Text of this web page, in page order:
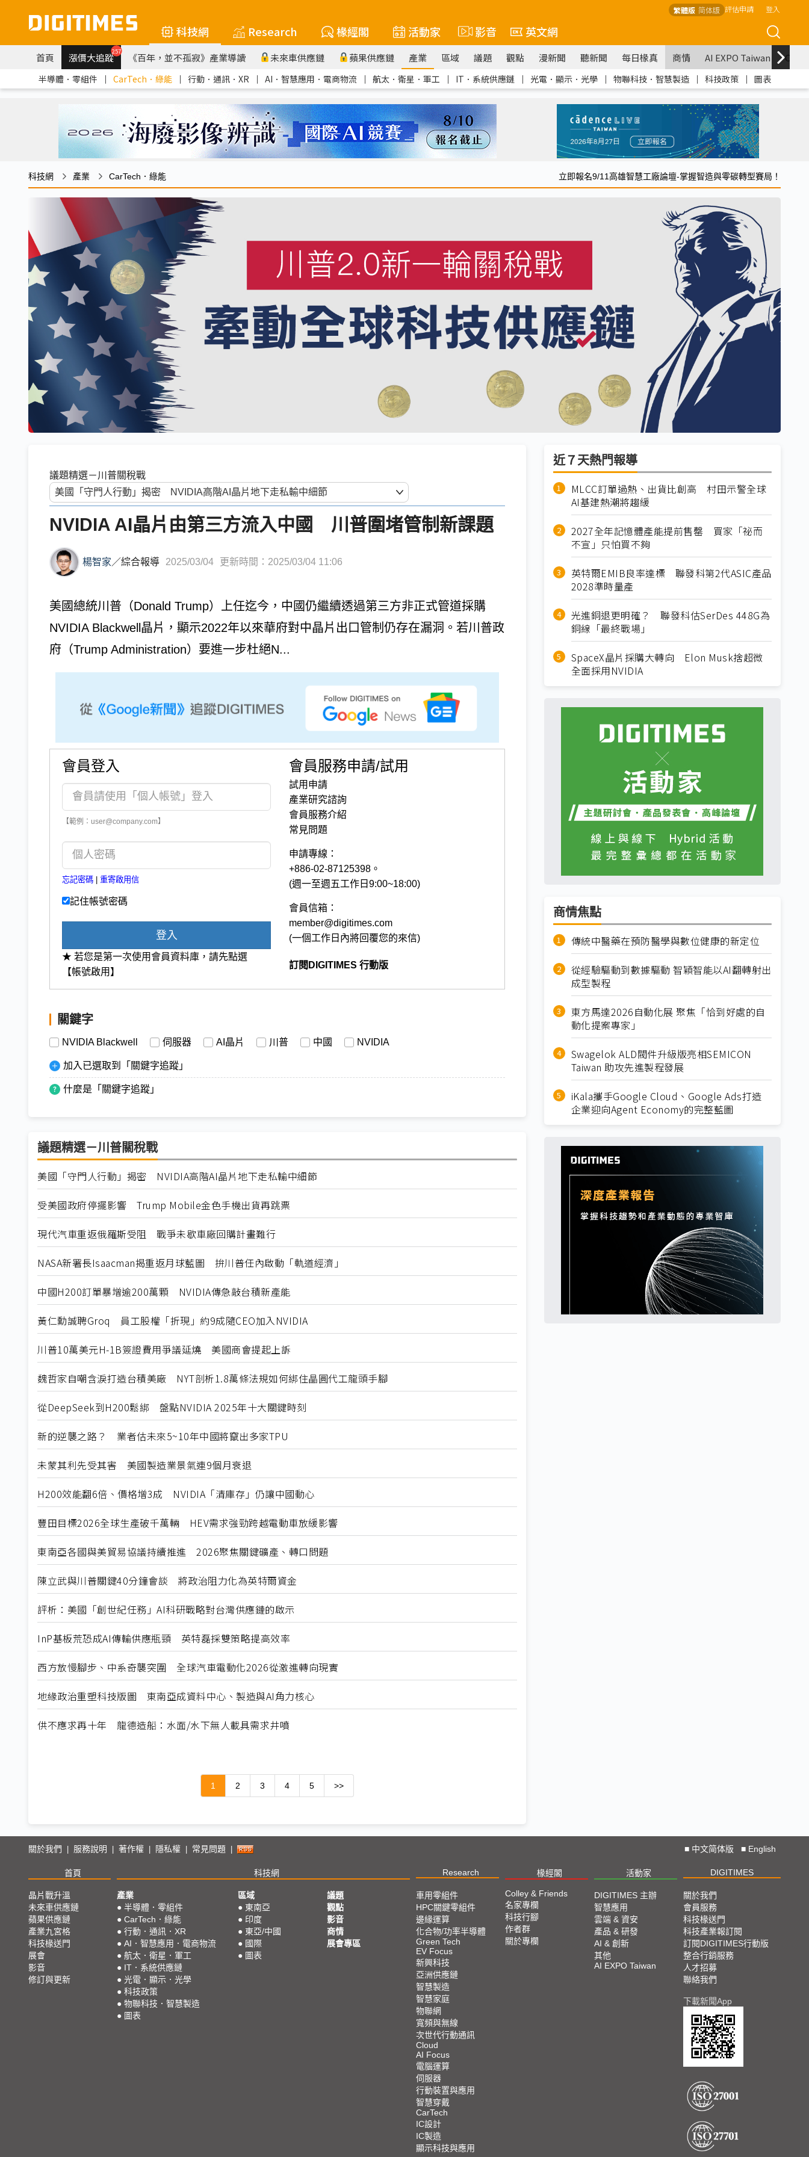
繁體版 简体版 評估申請 登入
科技網 Research 椽經閣 活動家 影音 英文網
首頁 漲價大追蹤257 《百年，並不孤寂》產業導讀 未來車供應鏈 蘋果供應鏈 產業 區域 議題 觀點 漫新聞 聽新聞 每日椽真 商情 AI EXPO Taiwan
半導體．零組件 ｜ CarTech．綠能 ｜ 行動．通訊．XR ｜ AI．智慧應用．電商物流 ｜ 航太．衛星．軍工 ｜ IT．系統供應鏈 ｜ 光電．顯示．光學 ｜ 物聯科技．智慧製造 ｜ 科技政策 ｜ 圖表
科技網 產業 CarTech．綠能 立即報名9/11高雄智慧工廠論壇-掌握智造與零碳轉型賽局！
議題精選－川普關稅戰
NVIDIA AI晶片由第三方流入中國 川普圍堵管制新課題
楊智家 ／綜合報導 2025/03/04 更新時間：2025/03/04 11:06
美國總統川普（Donald Trump）上任迄今，中國仍繼續透過第三方非正式管道採購
NVIDIA Blackwell晶片，顯示2022年以來華府對中晶片出口管制仍存在漏洞。若川普政
府（Trump Administration）要進一步杜絕N...
會員登入
【範例：user@company.com】
忘記密碼 | 重寄啟用信
記住帳號密碼
登入
★ 若您是第一次使用會員資料庫，請先點選
【帳號啟用】
會員服務申請/試用
試用申請
產業研究諮詢
會員服務介紹
常見問題
申請專線：
+886-02-87125398。
(週一至週五工作日9:00~18:00)
會員信箱：
member@digitimes.com
(一個工作日內將回覆您的來信)
訂閱DIGITIMES 行動版
關鍵字
NVIDIA Blackwell 伺服器 AI晶片 川普 中國 NVIDIA
加入已選取到「關鍵字追蹤」
什麼是「關鍵字追蹤」
議題精選－川普關稅戰
美國「守門人行動」揭密 NVIDIA高階AI晶片地下走私輸中細節
受美國政府停擺影響 Trump Mobile金色手機出貨再跳票
現代汽車重返俄羅斯受阻 戰爭未歇車廠回購計畫難行
NASA新署長Isaacman揭重返月球藍圖 拚川普任內啟動「軌道經濟」
中國H200訂單暴增逾200萬顆 NVIDIA傳急敲台積新產能
黃仁勳誠聘Groq 員工股權「折現」約9成隨CEO加入NVIDIA
川普10萬美元H-1B簽證費用爭議延燒 美國商會提起上訴
魏哲家自嘲含淚打造台積美廠 NYT剖析1.8萬條法規如何綁住晶圓代工龍頭手腳
從DeepSeek到H200鬆綁 盤點NVIDIA 2025年十大關鍵時刻
新的逆襲之路？ 業者估未來5~10年中國將竄出多家TPU
未蒙其利先受其害 美國製造業景氣連9個月衰退
H200效能翻6倍、價格增3成 NVIDIA「清庫存」仍讓中國動心
豐田目標2026全球生產破千萬輛 HEV需求強勁跨越電動車放緩影響
東南亞各國與美貿易協議持續推進 2026聚焦關鍵礦產、轉口問題
陳立武與川普關鍵40分鐘會談 將政治阻力化為英特爾資金
評析：美國「創世紀任務」AI科研戰略對台灣供應鏈的啟示
InP基板荒恐成AI傳輸供應瓶頸 英特磊採雙策略提高效率
西方放慢腳步、中系奇襲突圍 全球汽車電動化2026從激進轉向現實
地緣政治重塑科技版圖 東南亞成資料中心、製造與AI角力核心
供不應求再十年 龍德造船：水面/水下無人載具需求井噴
1 2 3 4 5 >>
近７天熱門報導
MLCC訂單過熱、出貨比創高 村田示警全球
AI基建熱潮將趨緩
2027全年記憶體產能提前售罄 買家「祕而
不宣」只怕買不夠
英特爾EMIB良率達標 聯發科第2代ASIC產品
2028準時量產
光進銅退更明確？ 聯發科估SerDes 448G為
銅線「最終戰場」
SpaceX晶片採購大轉向 Elon Musk捨超微
全面採用NVIDIA
商情焦點
傳統中醫藥在預防醫學與數位健康的新定位
從經驗驅動到數據驅動 智穎智能以AI翻轉射出
成型製程
東方馬達2026自動化展 聚焦「恰到好處的自
動化提案專家」
Swagelok ALD閥件升級版亮相SEMICON
Taiwan 助攻先進製程發展
iKala攜手Google Cloud、Google Ads打造
企業迎向Agent Economy的完整藍圖
關於我們 | 服務說明 | 著作權 | 隱私權 | 常見問題 | ■ 中文简体版 ■ English
首頁 科技網 Research 椽經閣 活動家 DIGITIMES
晶片戰升溫
未來車供應鏈
蘋果供應鏈
產業九宮格
科技椽送門
展會
影音
修訂與更新
產業
● 半導體．零組件
● CarTech．綠能
● 行動．通訊．XR
● AI．智慧應用．電商物流
● 航太．衛星．軍工
● IT．系統供應鏈
● 光電．顯示．光學
● 科技政策
● 物聯科技．智慧製造
● 圖表
區域
● 東南亞
● 印度
● 東亞/中國
● 國際
● 圖表
議題
觀點
影音
商情
展會專區
車用零組件
HPC關鍵零組件
邊緣運算
化合物/功率半導體
Green Tech
EV Focus
新興科技
亞洲供應鏈
智慧製造
智慧家庭
物聯網
寬頻與無線
次世代行動通訊
Cloud
AI Focus
電腦運算
伺服器
行動裝置與應用
智慧穿戴
CarTech
IC設計
IC製造
顯示科技與應用
Colley & Friends
名家專欄
科技行腳
作者群
關於專欄
DIGITIMES 主辦
智慧應用
雲端 & 資安
產品 & 研發
AI & 創新
其他
AI EXPO Taiwan
關於我們
會員服務
科技椽送門
科技產業報訂閱
訂閱DIGITIMES行動版
整合行銷服務
人才招募
聯絡我們
下載新聞App